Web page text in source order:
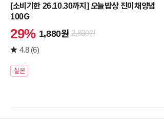
[소비기한 26.10.30까지] 오늘밥상 진미채양념
100G
29% 1,880원 2,680원
4.8 (6)
실온
담